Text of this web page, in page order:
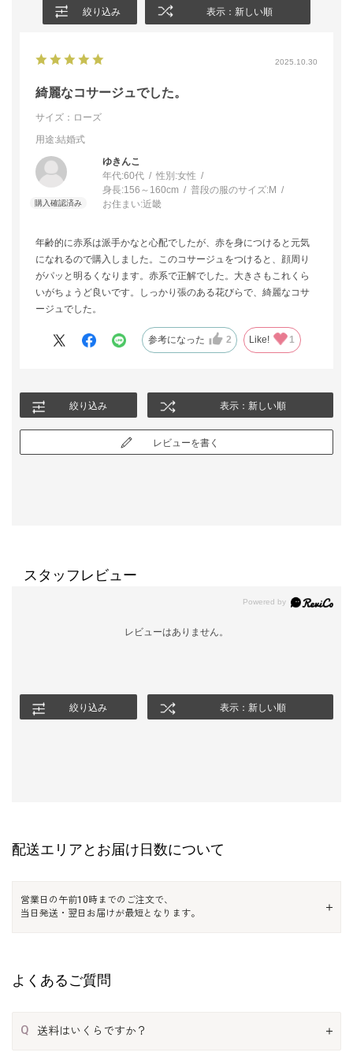
絞り込み 表示：新しい順
2025.10.30
綺麗なコサージュでした。
サイズ：ローズ
用途:結婚式
ゆきんこ
年代:60代 性別:女性
身長:156～160cm 普段の服のサイズ:M
お住まい:近畿
年齢的に赤系は派手かなと心配でしたが、赤を身につけると元気
になれるので購入しました。このコサージュをつけると、顔周り
がパッと明るくなります。赤系で正解でした。大きさもこれくら
いがちょうど良いです。しっかり張のある花びらで、綺麗なコサ
ージュでした。
参考になった 2 Like! 1
絞り込み 表示：新しい順
レビューを書く
スタッフレビュー
レビューはありません。
絞り込み 表示：新しい順
配送エリアとお届け日数について
営業日の午前10時までのご注文で、
当日発送・翌日お届けが最短となります。
よくあるご質問
Q 送料はいくらですか？